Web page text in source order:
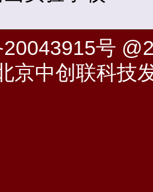
号
京中创联科技